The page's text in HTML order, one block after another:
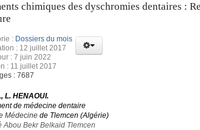
chimiques des dyschromies dentaires :
: Dossiers du mois
: 12 juillet 2017
: 7 juin 2022
: 11 juillet 2017
: 7687
L. HENAOUI.
de médecine dentaire
Médecine de Tlemcen (Algérie)
Abou Bekr Belkaid Tlemcen